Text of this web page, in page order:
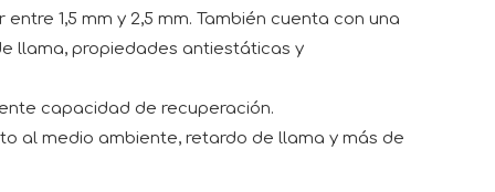
1,5 mm y 2,5 mm. También cuenta con una
llama, propiedades antiestáticas y
capacidad de recuperación.
al medio ambiente, retardo de llama y más de